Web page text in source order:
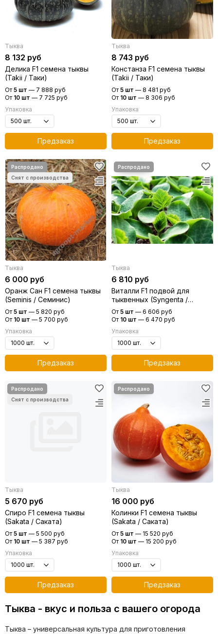
Тыква
8 132 руб
Делика F1 семена тыквы
(Takii / Таки)
От 5 шт — 7 888 руб
От 10 шт — 7 725 руб
Упаковка
Предзаказ
Тыква
8 743 руб
Констанза F1 семена тыквы
(Takii / Таки)
От 5 шт — 8 481 руб
От 10 шт — 8 306 руб
Упаковка
Предзаказ
Тыква
6 000 руб
Оранж Сан F1 семена тыквы
(Seminis / Семинис)
От 5 шт — 5 820 руб
От 10 шт — 5 700 руб
Упаковка
Предзаказ
Тыква
6 810 руб
Виталли F1 подвой для
тыквенных (Syngenta /
Сингента)
От 5 шт — 6 606 руб
От 10 шт — 6 470 руб
Упаковка
Предзаказ
Тыква
5 670 руб
Спиро F1 семена тыквы
(Sakata / Саката)
От 5 шт — 5 500 руб
От 10 шт — 5 387 руб
Упаковка
Предзаказ
Тыква
16 000 руб
Колинки F1 семена тыквы
(Sakata / Саката)
От 5 шт — 15 520 руб
От 10 шт — 15 200 руб
Упаковка
Предзаказ
Тыква - вкус и польза с вашего огорода
Тыква – универсальная культура для приготовления